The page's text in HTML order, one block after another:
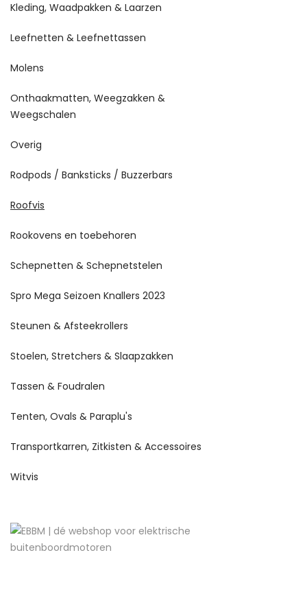
Kleding, Waadpakken & Laarzen
Leefnetten & Leefnettassen
Molens
Onthaakmatten, Weegzakken &
Weegschalen
Overig
Rodpods / Banksticks / Buzzerbars
Roofvis
Rookovens en toebehoren
Schepnetten & Schepnetstelen
Spro Mega Seizoen Knallers 2023
Steunen & Afsteekrollers
Stoelen, Stretchers & Slaapzakken
Tassen & Foudralen
Tenten, Ovals & Paraplu's
Transportkarren, Zitkisten & Accessoires
Witvis